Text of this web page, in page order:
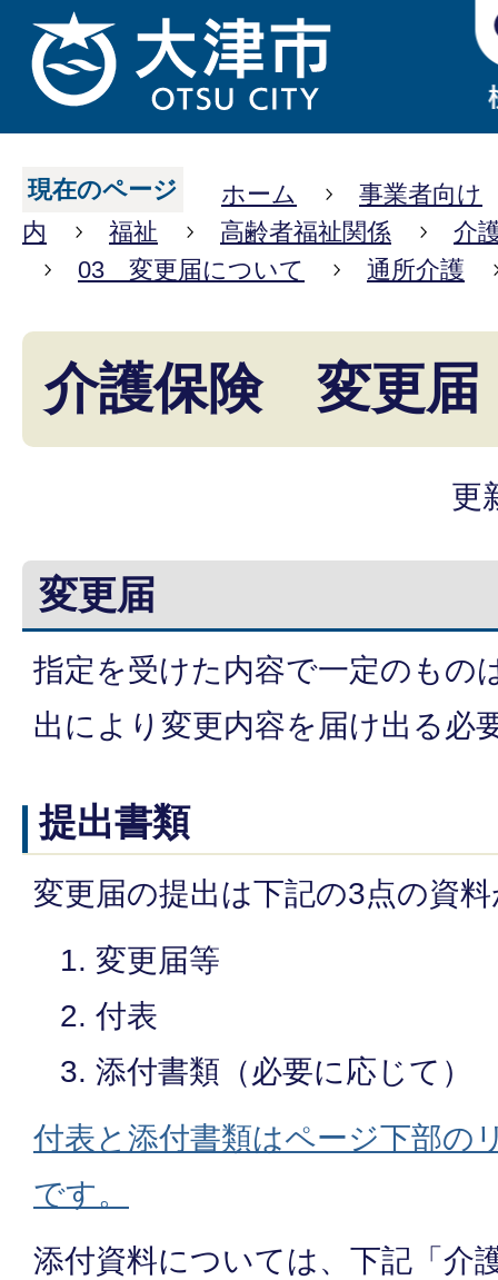
現在のページ ホーム
事業者向け
内
福祉 高齢者福祉関係
介
03 変更届について
通所介護
介護保険 変更届
更
変更届
指定を受けた内容で一定のもの
出により変更内容を届け出る必
提出書類
変更届の提出は下記の3点の資
変更届等
付表
添付書類（必要に応じて）
付表と添付書類はページ下部の
です。
添付資料については、下記「介